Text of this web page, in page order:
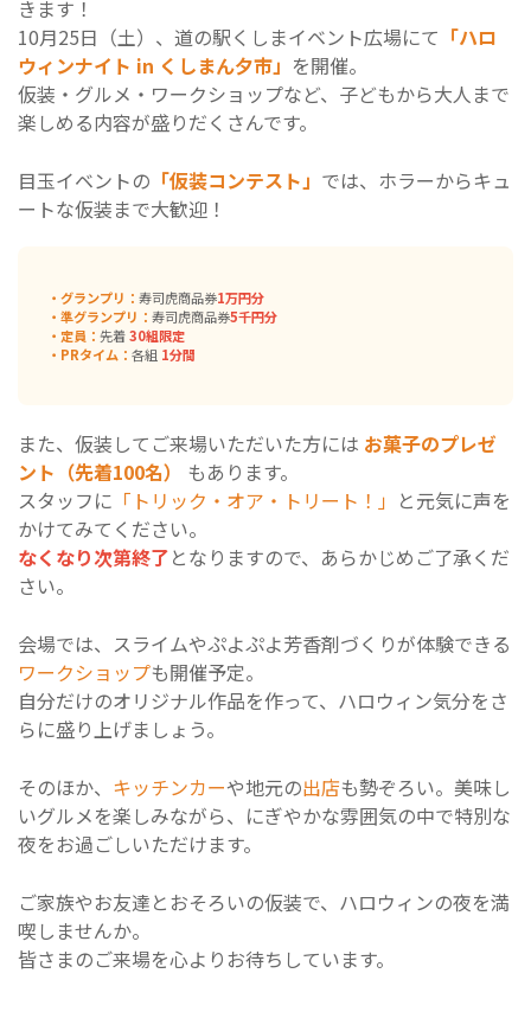
きます！
10月25日（土）、道の駅くしまイベント広場にて 「ハロ
ウィンナイト in くしまん夕市」 を開催。
仮装・グルメ・ワークショップなど、子どもから大人まで
楽しめる内容が盛りだくさんです。
目玉イベントの 「仮装コンテスト」 では、ホラーからキュ
ートな仮装まで大歓迎！
・グランプリ： 寿司虎商品券1万円分
・準グランプリ： 寿司虎商品券5千円分
・定員： 先着30組限定
・PRタイム： 各組 1分間
また、仮装してご来場いただいた方には お菓子のプレゼ
ント（先着100名）
もあります。
スタッフに 「トリック・オア・トリート！」 と元気に声を
かけてみてください。
なくなり次第終了となりますので、あらかじめご了承くだ
さい。
会場では、スライムやぷよぷよ芳香剤づくりが体験できる
ワークショップも開催予定。
自分だけのオリジナル作品を作って、ハロウィン気分をさ
らに盛り上げましょう。
そのほか、 キッチンカーや地元の出店も勢ぞろい。美味し
いグルメを楽しみながら、にぎやかな雰囲気の中で特別な
夜をお過ごしいただけます。
ご家族やお友達とおそろいの仮装で、ハロウィンの夜を満
喫しませんか。
皆さまのご来場を心よりお待ちしています。